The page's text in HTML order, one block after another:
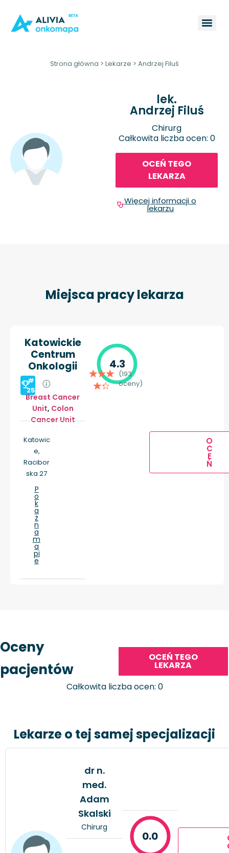
Strona główna > Lekarze > Andrzej Filuś
lek.
Andrzej Filuś
Chirurg
Całkowita liczba ocen: 0
OCEŃ TEGO
LEKARZA
Więcej informacji o
lekarzu
Miejsca pracy lekarza
Katowickie
Centrum
Onkologii
#
25
Breast Cancer
Unit, Colon
Cancer Unit
Katowic
e,
Racibor
ska 27
P
o
k
a
ż
n
a
m
a
pi
e
4.3
(193
oceny)
O
C
E
Ń
Oceny
pacjentów
OCEŃ TEGO
LEKARZA
Całkowita liczba ocen: 0
Lekarze o tej samej specjalizacji
dr n.
med.
Adam
Skalski
Chirurg
0.0